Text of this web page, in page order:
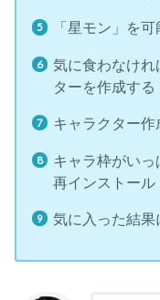
「星モン」を
気に食わなけれ
ターを作成する
キャラクター作
キャラ枠がいっ
再インストール
気に入った結